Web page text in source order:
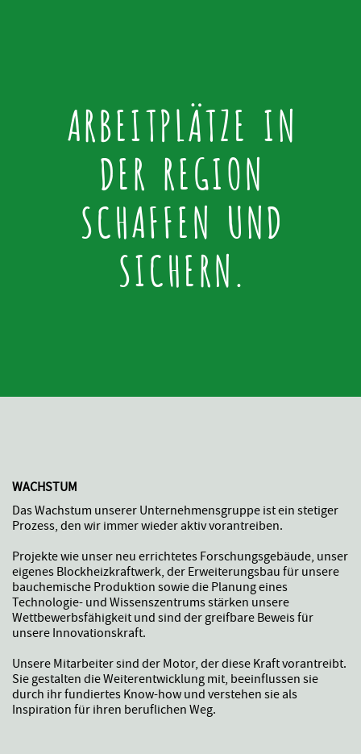
ARBEITPLÄTZE IN
DER REGION
SCHAFFEN UND
SICHERN.
WACHSTUM
Das Wachstum unserer Unternehmensgruppe ist ein stetiger
Prozess, den wir immer wieder aktiv vorantreiben.
Projekte wie unser neu errichtetes Forschungsgebäude, unser
eigenes Blockheizkraftwerk, der Erweiterungsbau für unsere
bauchemische Produktion sowie die Planung eines
Technologie- und Wissenszentrums stärken unsere
Wettbewerbsfähigkeit und sind der greifbare Beweis für
unsere Innovationskraft.
Unsere Mitarbeiter sind der Motor, der diese Kraft vorantreibt.
Sie gestalten die Weiterentwicklung mit, beeinflussen sie
durch ihr fundiertes Know-how und verstehen sie als
Inspiration für ihren beruflichen Weg.